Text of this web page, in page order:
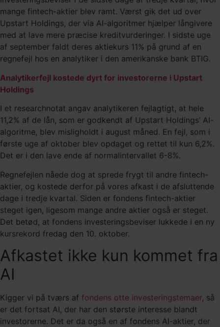
mange fintech-aktier blev ramt. Værst gik det ud over
Upstart Holdings, der via AI-algoritmer hjælper långivere
med at lave mere præcise kreditvurderinger. I sidste uge
af september faldt deres aktiekurs 11% på grund af en
regnefejl hos en analytiker i den amerikanske bank BTIG.
Analytikerfejl kostede dyrt for investorerne i Upstart
Holdings
I et researchnotat angav analytikeren fejlagtigt, at hele
11,2% af de lån, som er godkendt af Upstart Holdings’ AI-
algoritme, blev misligholdt i august måned. En fejl, som i
første uge af oktober blev opdaget og rettet til kun 6,2%.
Det er i den lave ende af normalintervallet 6-8%.
Regnefejlen nåede dog at sprede frygt til andre fintech-
aktier, og kostede derfor på vores afkast i de afsluttende
dage i tredje kvartal. Siden er fondens fintech-aktier
steget igen, ligesom mange andre aktier også er steget.
Det betød, at fondens investeringsbeviser lukkede i en ny
kursrekord fredag den 10. oktober.
Afkastet ikke kun kommet fra
AI
Kigger vi på tværs af fondens otte investeringstemaer, så
er det fortsat AI, der har den største interesse blandt
investorerne. Det er da også en af fondens AI-aktier, der